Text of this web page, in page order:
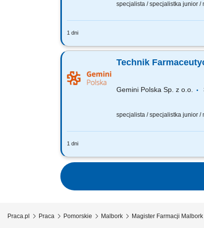
specjalista / specjalistka junior /
1 dni
Czego możesz się
Technik
Gemini Polska Sp. z o.o.
specjalista / specjalistka junior /
1 dni
Czego możesz się
Praca.pl Praca Pomorskie Malbork Magister Farmacji Malbork